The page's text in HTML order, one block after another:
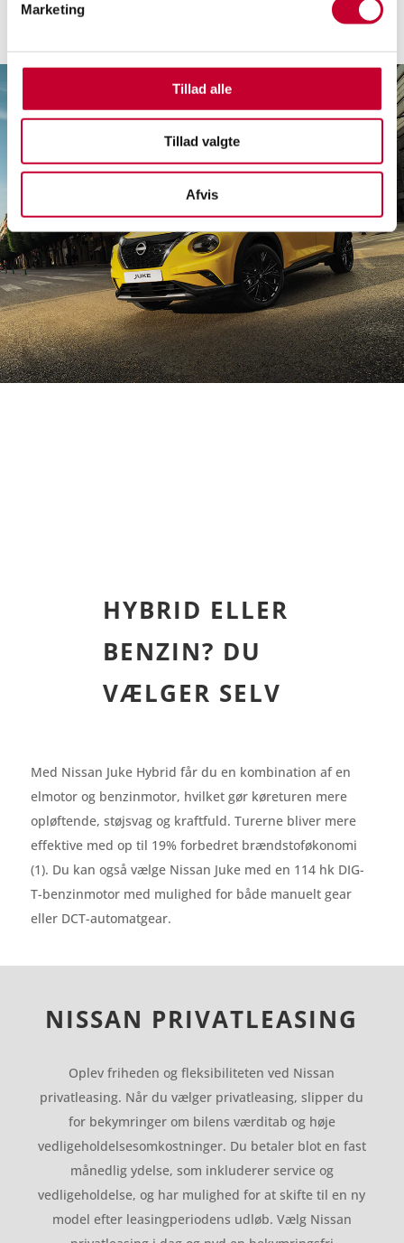
Marketing
Tillad alle
Tillad valgte
Afvis
NY NISSAN JUKE 2024
HYBRID ELLER
BENZIN? DU
VÆLGER SELV
Med Nissan Juke Hybrid får du en kombination af en
elmotor og benzinmotor, hvilket gør køreturen mere
opløftende, støjsvag og kraftfuld. Turerne bliver mere
effektive med op til 19% forbedret brændstoføkonomi
(1). Du kan også vælge Nissan Juke med en 114 hk DIG-
T-benzinmotor med mulighed for både manuelt gear
eller DCT-automatgear.
NISSAN PRIVATLEASING
Oplev friheden og fleksibiliteten ved Nissan
privatleasing. Når du vælger privatleasing, slipper du
for bekymringer om bilens værditab og høje
vedligeholdelsesomkostninger. Du betaler blot en fast
månedlig ydelse, som inkluderer service og
vedligeholdelse, og har mulighed for at skifte til en ny
model efter leasingperiodens udløb. Vælg Nissan